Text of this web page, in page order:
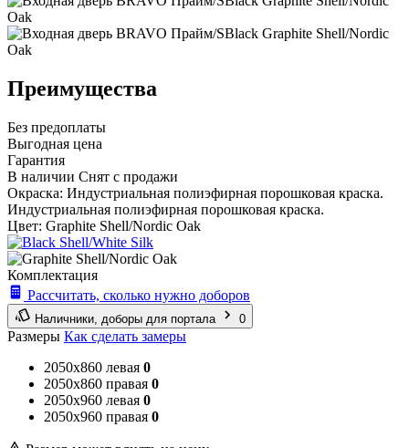
Преимущества
Без предоплаты
Выгодная цена
Гарантия
В наличии Снят с продажи
Окраска: Индустриальная полиэфирная порошковая краска.
Индустриальная полиэфирная порошковая краска.
Цвет: Graphite Shell/Nordic Oak
Комплектация
Рассчитать, сколько нужно доборов
Наличники, доборы для портала 0
Размеры Как сделать замеры
2050x860 левая 0
2050x860 правая 0
2050x960 левая 0
2050x960 правая 0